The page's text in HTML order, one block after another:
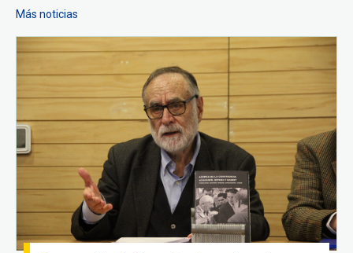
Más noticias